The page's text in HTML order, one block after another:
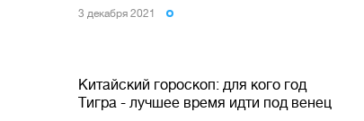
3 декабря 2021
Китайский гороскоп: для кого год
Тигра - лучшее время идти под венец